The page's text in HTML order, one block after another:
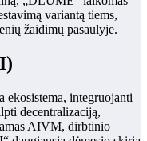
variantą tiems,
žaidimų pasaulyje.
ekosistema, integruojanti
decentralizaciją,
AIVM, dirbtinio